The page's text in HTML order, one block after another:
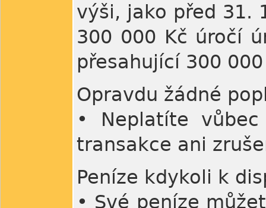
výši, jako před 31.
300 000 Kč úročí
přesahující 300
Opravdu žádné
• Neplatíte
transakce ani
Peníze kdykoli k
• Své peníze